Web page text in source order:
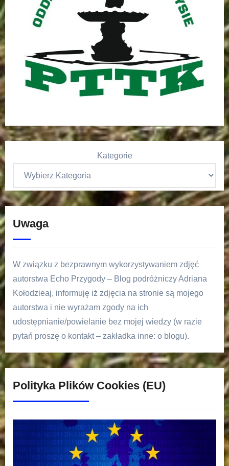
Kategorie
Uwaga
W związku z bezprawnym wykorzystywaniem zdjęć
autorstwa Echo Przygody – Blog podróżniczy Adriana
Kołodzieaj, informuję iż zdjęcia na stronie są mojego
autorstwa i nie wyrażam zgody na ich
udostępnianie/powielanie bez mojej wiedzy (w razie
pytań proszę o kontakt – zakładka inne: o blogu).
Polityka Plików Cookies (EU)